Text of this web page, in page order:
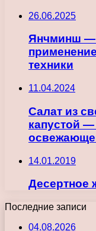
26.06.2025
Янчминш —
техники
11.04.2024
Салат из
капустой —
14.01.2019
Десертное
Последние записи
04.08.2026